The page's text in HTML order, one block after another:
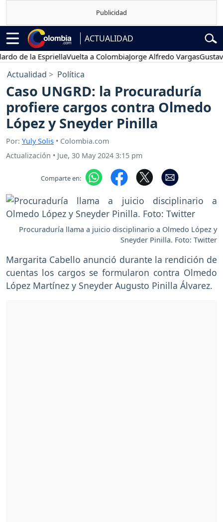
ACTUALIDAD
la EspriellaVuelta a ColombiaJorge Alfredo VargasGustavo
Actualidad Política
Caso UNGRD: la Procuraduría
profiere cargos contra Olmedo
López y Sneyder Pinilla
Por: Yuly Solis • Colombia.com
Actualización • Jue, 30 May 2024 3:15 pm
Comparte en:
Procuraduría llama a juicio disciplinario a Olmedo López y
Sneyder Pinilla. Foto: Twitter
Margarita Cabello anunció durante la rendición de
cuentas los cargos se formularon contra Olmedo
López Martínez y Sneyder Augusto Pinilla Álvarez.